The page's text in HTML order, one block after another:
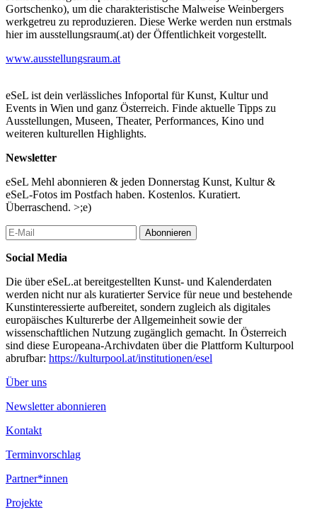
Gortschenko), um die charakteristische Malweise Weinbergers
werkgetreu zu reproduzieren. Diese Werke werden nun erstmals
hier im ausstellungsraum(.at) der Öffentlichkeit vorgestellt.
www.ausstellungsraum.at
eSeL ist dein verlässliches Infoportal für Kunst, Kultur und
Events in Wien und ganz Österreich. Finde aktuelle Tipps zu
Ausstellungen, Museen, Theater, Performances, Kino und
weiteren kulturellen Highlights.
Newsletter
eSeL Mehl abonnieren & jeden Donnerstag Kunst, Kultur &
eSeL-Fotos im Postfach haben. Kostenlos. Kuratiert.
Überraschend. >;e)
Abonnieren
Social Media
Die über eSeL.at bereitgestellten Kunst- und Kalenderdaten
werden nicht nur als kuratierter Service für neue und bestehende
Kunstinteressierte aufbereitet, sondern zugleich als digitales
europäisches Kulturerbe der Allgemeinheit sowie der
wissenschaftlichen Nutzung zugänglich gemacht. In Österreich
sind diese Europeana-Archivdaten über die Plattform Kulturpool
abrufbar: https://kulturpool.at/institutionen/esel
Über uns
Newsletter abonnieren
Kontakt
Terminvorschlag
Partner*innen
Projekte